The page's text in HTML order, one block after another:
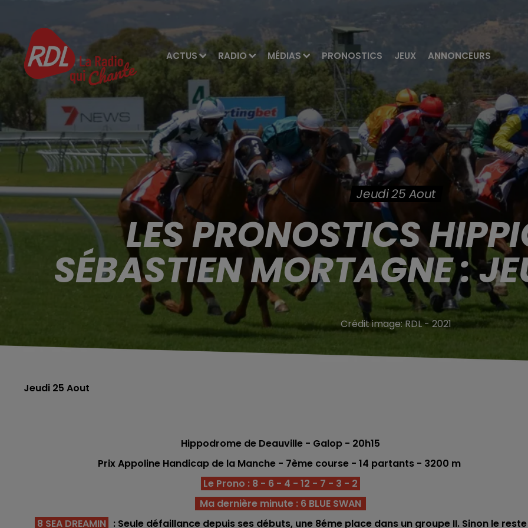
ACTUS RADIO MÉDIAS PRONOSTICS JEUX ANNONCEURS
Jeudi 25 Aout
LES PRONOSTICS
SÉBASTIEN MORTAGNE :
Crédit image:RDL - 2021
Jeudi 25 Aout
Hippodrome de Deauville - Galop - 20h15
Prix Appoline Handicap de la Manche - 7ème course -14 partants - 3200 m
Le Prono : 8 - 6 - 4 - 12 - 7 - 3 - 2
Ma dernière minute : 6 BLUE SWAN
8 SEA DREAMIN : Seule défaillance depuis ses débuts, une 8éme place dans un groupe II. Sinon le reste